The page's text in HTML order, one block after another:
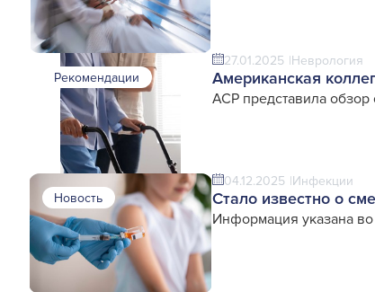
Рекомендации
27.01.2025 Неврология
Американская
ACP представила
Новость
04.12.2025 Инфекции
Стало известно о
Информация указана во